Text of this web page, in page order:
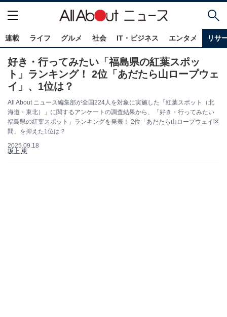
連載 ライフ グルメ 社会 IT・ビジネス エンタメ リサ
好き・行ってみたい「福島県の紅葉スポッ
ト」ランキング！ 2位「あだたら山ロープウェ
イ」、1位は？
All About ニュース編集部が全国224人を対象に実施した「紅葉スポット（北
海道・東北）」に関するアンケートの調査結果から、「好き・行ってみたい
福島県の紅葉スポット」ランキングを発表！ 2位「あだたら山ロープウェイ区
間」を抑えた1位は？
2025.09.18
坂上 恵